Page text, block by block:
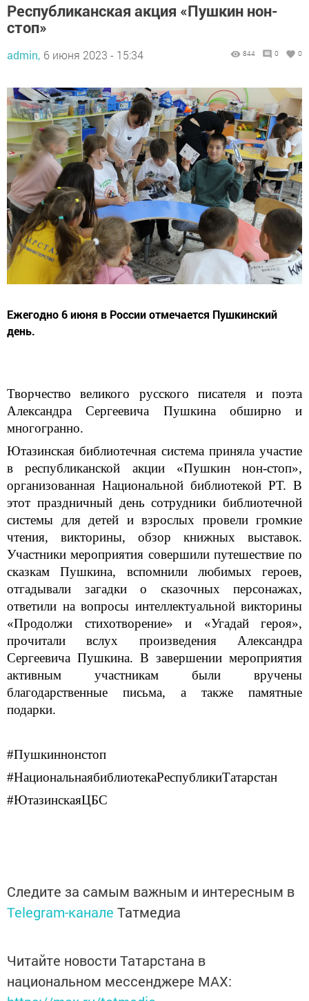
Республиканская акция «Пушкин нон-
стоп»
admin, 6 июня 2023 - 15:34 844 0 0
Ежегодно 6 июня в России отмечается Пушкинский
день.
Творчество великого русского писателя и поэта
Александра Сергеевича Пушкина обширно и
многогранно.
Ютазинская библиотечная система приняла участие
в республиканской акции «Пушкин нон-стоп»,
организованная Национальной библиотекой РТ. В
этот праздничный день сотрудники библиотечной
системы для детей и взрослых провели громкие
чтения, викторины, обзор книжных выставок.
Участники мероприятия совершили путешествие по
сказкам Пушкина, вспомнили любимых героев,
отгадывали загадки о сказочных персонажах,
ответили на вопросы интеллектуальной викторины
«Продолжи стихотворение» и «Угадай героя»,
прочитали вслух произведения Александра
Сергеевича Пушкина. В завершении мероприятия
активным участникам были вручены
благодарственные письма, а также памятные
подарки.
#Пушкиннонстоп
#НациональнаябиблиотекаРеспубликиТатарстан
#ЮтазинскаяЦБС
Следите за самым важным и интересным в
Telegram-канале Татмедиа
Читайте новости Татарстана в
национальном мессенджере MАХ: